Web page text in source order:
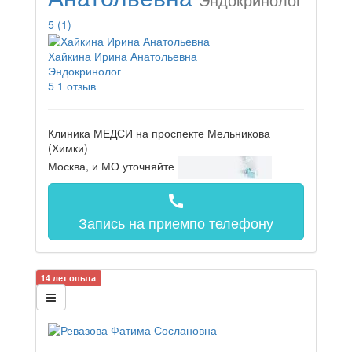
5 (1)
Хайкина Ирина Анатольевна
Эндокринолог
5 1 отзыв
Клиника МЕДСИ на проспекте Мельникова
(Химки)
Москва, и МО уточняйте
call
Запись на приемпо телефону
14 лет опыта